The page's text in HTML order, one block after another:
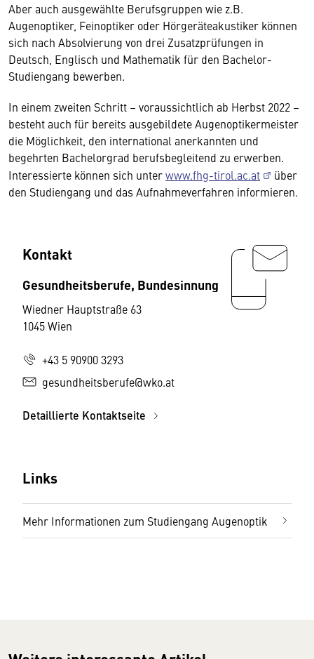
Aber auch ausgewählte Berufsgruppen wie z.B.
Augenoptiker, Feinoptiker oder Hörgeräteakustiker können
sich nach Absolvierung von drei Zusatzprüfungen in
Deutsch, Englisch und Mathematik für den Bachelor-
Studiengang bewerben.
In einem zweiten Schritt – voraussichtlich ab Herbst 2022 –
besteht auch für bereits ausgebildete Augenoptikermeister
die Möglichkeit, den international anerkannten und
begehrten Bachelorgrad berufsbegleitend zu erwerben.
Interessierte können sich unterwww.fhg-tirol.ac.at
über
den Studiengang und das Aufnahmeverfahren informieren.
Kontakt
Gesundheitsberufe, Bundesinnung
Wiedner Hauptstraße 63
1045 Wien
+43 5 90900 3293
gesundheitsberufe@wko.at
Detaillierte Kontaktseite
Links
Mehr Informationen zum Studiengang Augenoptik